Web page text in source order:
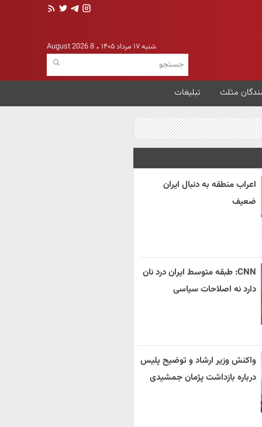
شنبه ۱۷ مرداد ۱۴۰۵ 8 August 2026
مثلث تبلیغات
اعراب منطقه به دنبال ایران
ضعیف
CNN: طبقه متوسط ایران درد نان
دارد نه اصلاحات سیاسی
واکنش وزیر ارشاد و توضیح پلیس
درباره بازداشت پژمان جمشیدی